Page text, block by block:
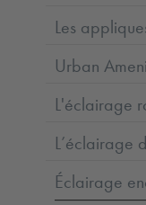
Les
Urban
L'éclairage
L’éclairage
Éclairage